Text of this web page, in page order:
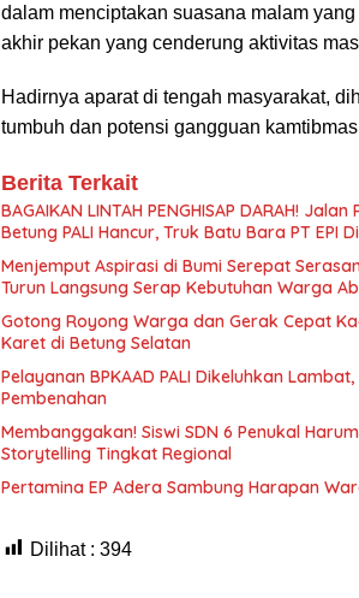
dalam menciptakan suasana malam
akhir pekan yang cenderung aktivitas
Hadirnya aparat di tengah masyarakat,
tumbuh dan potensi gangguan
Berita Terkait
BAGAIKAN LINTAH PENGHISAP DARAH!
Betung PALI Hancur, Truk Batu Bara PT EPI
Menjemput Aspirasi di Bumi Serepat
Turun Langsung Serap Kebutuhan Warga
Gotong Royong Warga dan Gerak Cepat
Karet di Betung Selatan
Pelayanan BPKAAD PALI Dikeluhkan
Pembenahan
Membanggakan! Siswi SDN 6 Penukal
Storytelling Tingkat Regional
Pertamina EP Adera Sambung Harapan
Dilihat : 394